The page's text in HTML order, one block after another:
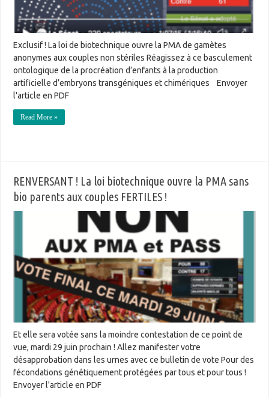
Exclusif ! La loi de biotechnique ouvre la PMA de gamètes
anonymes aux couples non stériles Réagissez à ce basculement
ontologique de la procréation d’enfants à la production
artificielle d’embryons transgéniques et chimériques Envoyer
l'article en PDF
Read More »
RENVERSANT ! La loi biotechnique ouvre la PMA sans
bio parents aux couples FERTILES !
Et elle sera votée sans la moindre contestation de ce point de
vue, mardi 29 juin prochain ! Allez manifester votre
désapprobation dans les urnes avec ce bulletin de vote Pour des
fécondations génétiquement protégées par tous et pour tous !
Envoyer l'article en PDF